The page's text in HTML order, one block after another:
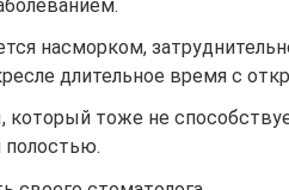
насморком,
длительное время с
который тоже не